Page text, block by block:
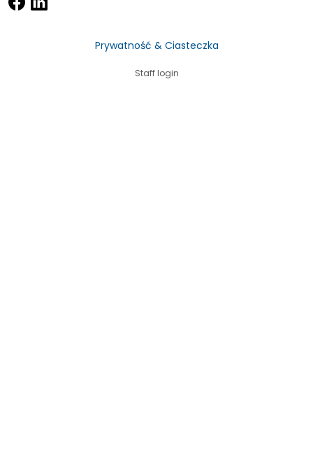
Prywatność & Ciasteczka
Staff login